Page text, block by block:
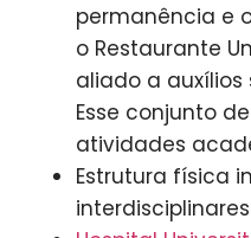
permanência e
o Restaurante
aliado a
Esse conjunto
atividades
Estrutura física